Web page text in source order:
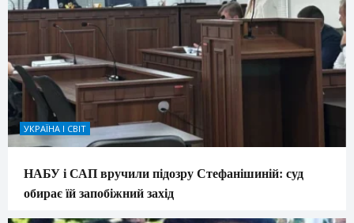
УКРАЇНА І СВІТ
НАБУ і САП вручили підозру Стефанішиній: суд
обирає їй запобіжний захід